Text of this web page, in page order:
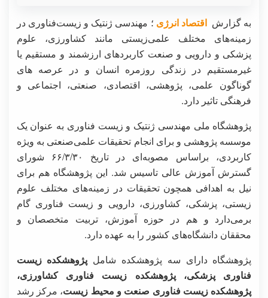
به گزارشاقتصاد انرژی ؛ مهندسی ژنتیک و زیست‌فناوری در
زمینه‌های مختلف علمی‌زیستی مانند کشاورزی، علوم
پزشکی و دارویی و صنعت کاربردهای ارزشمند و مستقیم یا
غیرمستقیم در زندگی روزمره انسان و در عرصه های
گوناگون علمی، پژوهشی، اقتصادی، صنعتی، اجتماعی و
فرهنگی تاثیر دارد.
پژوهشگاه ملی مهندسی ژنتیک و زیست فناوری به عنوان یک
موسسه پژوهشی و برای انجام تحقیقات علمی‌صنعتی به ویژه
کاربردی، براساس مصوبه‌ای در تاریخ ۶۶/۳/۳۰ شورای
گسترش آموزش عالی تاسیس شد. این پژوهشگاه هم برای
نیل به اهدافی همچون تحقیقات در زمینه‌های مختلف علوم
زیستی، پزشکی،‌ کشاورزی، دارویی و زیست فناوری گام
برمی‌دارد و هم در حوزه آموزش، تربیت متخصصان و
محققان دانشگاه‌های کشور را به عهده دارد.
پژوهشگاه دارای سه پژوهشکده شامل پژوهشکده زیست
فناوری پزشکی، پژوهشکده زیست فناوری کشاورزی،
پژوهشکده زیست فناوری صنعت و محیط زیست، مرکز رشد